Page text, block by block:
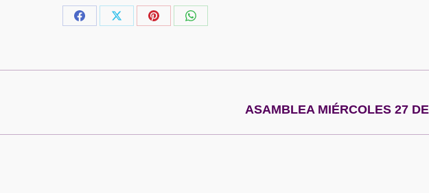
Share
Share
Share
Share
ASAMBLEA MIÉRCOLES 27